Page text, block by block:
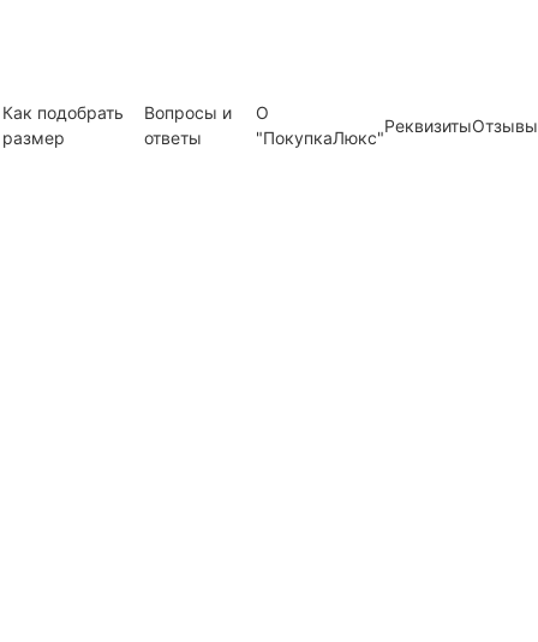
Как подобрать
размер
Вопросы и
ответы
О
"ПокупкаЛюкс"
РеквизитыОтзывы